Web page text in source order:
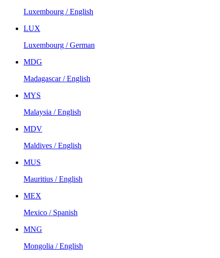
Luxembourg / English
LUX
Luxembourg / German
MDG
Madagascar / English
MYS
Malaysia / English
MDV
Maldives / English
MUS
Mauritius / English
MEX
Mexico / Spanish
MNG
Mongolia / English